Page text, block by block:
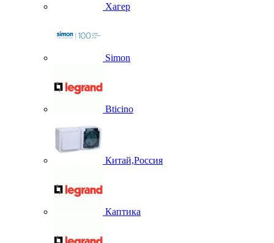
Хагер
Simon
Bticino
Китай,Россия
Каптика